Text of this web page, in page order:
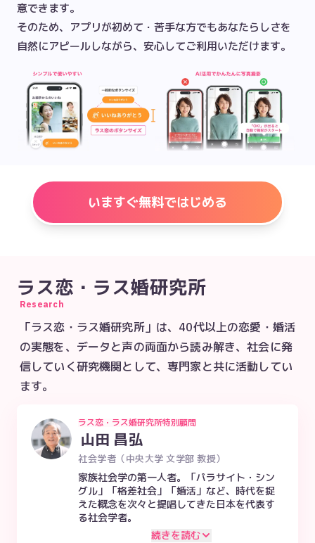
意できます。
そのため、アプリが初めて・苦手な方でもあなたらしさを
自然にアピールしながら、安心してご利用いただけます。
いますぐ無料ではじめる
ラス恋・ラス婚研究所
Research
「ラス恋・ラス婚研究所」は、40代以上の恋愛・婚活
の実態を、データと声の両面から読み解き、社会に発
信していく研究機関として、専門家と共に活動してい
ます。
ラス恋・ラス婚研究所特別顧問
山田 昌弘
社会学者（中央大学 文学部 教授）
家族社会学の第一人者。「パラサイト・シン
グル」「格差社会」「婚活」など、時代を捉
えた概念を次々と提唱してきた日本を代表す
る社会学者。
続きを読む